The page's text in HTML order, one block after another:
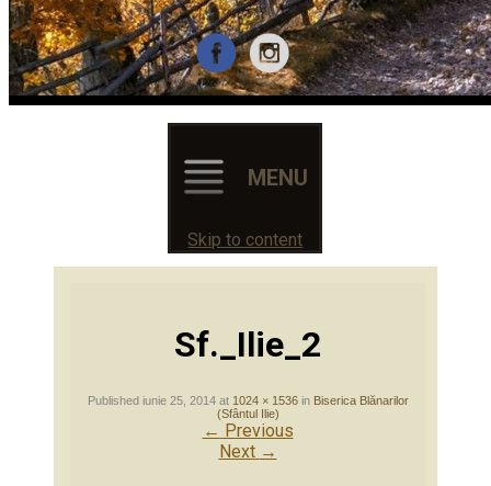
MENU
Skip to content
Sf._Ilie_2
Published iunie 25, 2014at 1024 × 1536in Biserica Blănarilor
(Sfântul Ilie)
← Previous
Next →